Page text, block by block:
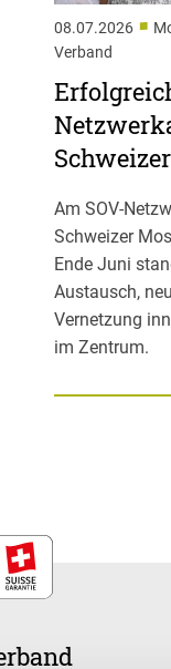
08.07.2026 ■
Verband
Am SOV-
Schweizer
Ende Juni
Austausch,
Vernetzung
im Zentrum.